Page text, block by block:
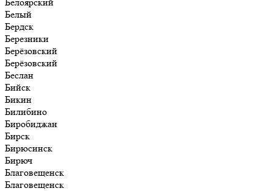
Белый
Бердск
Березники
Берёзовский
Берёзовский
Беслан
Бийск
Бикин
Билибино
Биробиджан
Бирск
Бирюсинск
Бирюч
Благовещенск
Благовещенск